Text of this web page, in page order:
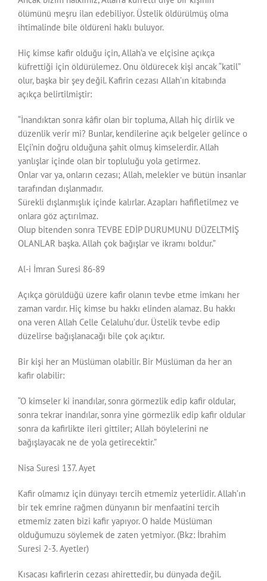
ölümünü meşru ilan edebiliyor. Üstelik öldürülmüş olma
ihtimalinde bile öldüreni haklı buluyor.
Hiç kimse kafir olduğu için, Allah’a ve elçisine açıkça
küfrettiği için öldürülemez. Onu öldürecek kişi ancak “katil”
olur, başka bir şey değil. Kafirin cezası Allah’ın kitabında
açıkça belirtilmiştir:
“İnandıktan sonra kâfir olan bir topluma, Allah hiç dirlik ve
düzenlik verir mi? Bunlar, kendilerine açık belgeler gelince o
Elçi’nin doğru olduğuna şahit olmuş kimselerdir. Allah
yanlışlar içinde olan bir topluluğu yola getirmez.
Onlar var ya, onların cezası; Allah, melekler ve bütün insanlar
tarafından dışlanmadır.
Sürekli dışlanmışlık içinde kalırlar. Azapları hafifletilmez ve
onlara göz açtırılmaz.
Olup bitenden sonra TEVBE EDİP DURUMUNU DÜZELTMİŞ
OLANLAR başka. Allah çok bağışlar ve ikramı boldur.”
Al-i İmran Suresi 86-89
Açıkça görüldüğü üzere kafir olanın tevbe etme imkanı her
zaman vardır. Hiç kimse bu hakkı elinden alamaz. Bu hakkı
ona veren Allah Celle Celaluhu’dur. Üstelik tevbe edip
düzelirse bağışlanacağı bile çok açıktır.
Bir kişi her an Müslüman olabilir. Bir Müslüman da her an
kafir olabilir:
“O kimseler ki inandılar, sonra görmezlik edip kafir oldular,
sonra tekrar inandılar, sonra yine görmezlik edip kafir oldular
sonra da kafirlikte ileri gittiler; Allah böylelerini ne
bağışlayacak ne de yola getirecektir.”
Nisa Suresi 137. Ayet
Kafir olmamız için dünyayı tercih etmemiz yeterlidir. Allah’ın
bir tek emrine rağmen dünyanın bir menfaatini tercih
etmemiz zaten bizi kafir yapıyor. O halde Müslüman
olduğumuzu söylemek de zaten yetmiyor. (Bkz: İbrahim
Suresi 2-3. Ayetler)
Kısacası kafirlerin cezası ahirettedir, bu dünyada değil.